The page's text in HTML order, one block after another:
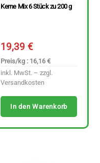
Kerne Mix 6 Stück zu 200 g
19,39€
Preis/kg : 16,16 €
inkl. MwSt. – zzgl.
Versandkosten
In den Warenkorb